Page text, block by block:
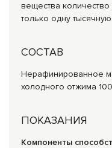
вещества
только одну
СОСТАВ
Нерафинированное
холодного отжима
ПОКАЗАНИЯ
Компоненты